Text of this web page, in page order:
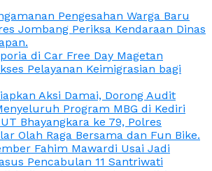
Pengesahan Warga Baru
Jombang Periksa Kendaraan Dinas
di Car Free Day Magetan
Pelayanan Keimigrasian bagi
Aksi Damai, Dorong Audit
Program MBG di Kediri
Bhayangkara ke 79, Polres
Olah Raga Bersama dan Fun Bike.
Fahim Mawardi Usai Jadi
Pencabulan 11 Santriwati